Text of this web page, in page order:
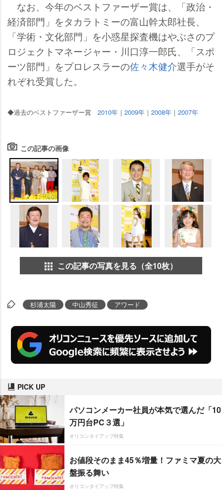
なお、今年のベストファーザー賞は、「政治・
経済部門」をタカラトミーの富山幹太郎社長、
「学術・文化部門」を小惑星探査機はやぶさのプ
ロジェクトマネージャー・川口淳一郎氏、「スポ
ーツ部門」をプロレスラーの佐々木健介選手がそ
れぞれ受賞した。
◆過去のベストファーザー賞 2010年 ｜ 2009年 ｜ 2008年 ｜ 2007年
この記事の画像
この記事の写真を見る（全10枚）
杉浦太陽 中山秀征 アワード
PICK UP
パソコンメーカー社員が本気で選んだ「10
万円台PC３選」
オリコンタイアップ特集
お値段そのまま45％増量！ファミマ夏の大
盤振る舞い
オリコンタイアップ特集